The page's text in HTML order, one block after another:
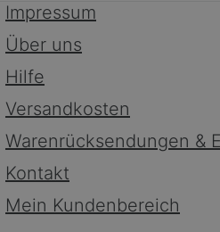
Impressum
Über uns
Hilfe
Versandkosten
Warenrücksendungen &
Kontakt
Mein Kundenbereich